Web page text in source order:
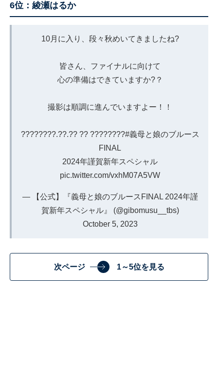
6位：綾瀬はるか
10月に入り、段々秋めいてきましたね?
皆さん、ファイナルに向けて
心の準備はできていますか?？
撮影は順調に進んでいますよー！！
????????.??.?? ?? ????????#義母と娘のブルース
FINAL
2024年謹賀新年スペシャル
pic.twitter.com/vxhM07A5VW
— 【公式】『義母と娘のブルースFINAL 2024年謹
賀新年スペシャル』 (@gibomusu__tbs)
October 5, 2023
次ページ 1～5位を見る